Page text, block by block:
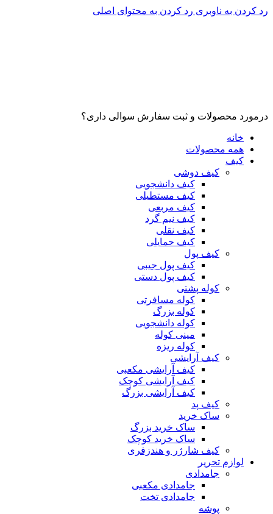
رد کردن به ناوبری رد کردن به محتوای اصلی
درمورد محصولات و ثبت سفارش سوالی داری؟
خانه
همه محصولات
کیف
کیف دوشی
کیف دانشجویی
کیف مستطیلی
کیف مربعی
کیف نیم گرد
کیف نقلی
کیف حمایلی
کیف پول
کیف پول جیبی
کیف پول دستی
کوله پشتی
کوله مسافرتی
کوله بزرگ
کوله دانشجویی
مینی کوله
کوله ریزه
کیف آرایشی
کیف آرایشی مکعبی
کیف آرایشی کوچک
کیف آرایشی بزرگ
کیف پد
ساک خرید
ساک خرید بزرگ
ساک خرید کوچک
کیف شارژر و هندزفری
لوازم تحریر
جامدادی
جامدادی مکعبی
جامدادی تخت
پوشه